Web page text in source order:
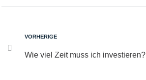
VORHERIGE
Wie viel Zeit muss ich investieren?